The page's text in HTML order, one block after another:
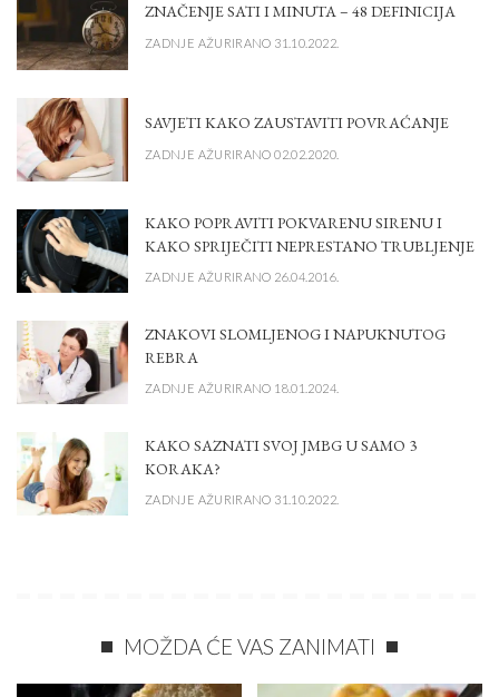
ZNAČENJE SATI I MINUTA – 48 DEFINICIJA
ZADNJE AŽURIRANO 31.10.2022.
SAVJETI KAKO ZAUSTAVITI POVRAĆANJE
ZADNJE AŽURIRANO 02.02.2020.
KAKO POPRAVITI POKVARENU SIRENU I
KAKO SPRIJEČITI NEPRESTANO TRUBLJENJE
ZADNJE AŽURIRANO 26.04.2016.
ZNAKOVI SLOMLJENOG I NAPUKNUTOG
REBRA
ZADNJE AŽURIRANO 18.01.2024.
KAKO SAZNATI SVOJ JMBG U SAMO 3
KORAKA?
ZADNJE AŽURIRANO 31.10.2022.
MOŽDA ĆE VAS ZANIMATI